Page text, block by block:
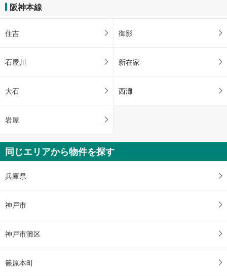
阪神本線
住吉 御影
石屋川 新在家
大石 西灘
岩屋
同じエリアから物件を探す
兵庫県
神戸市
神戸市灘区
篠原本町